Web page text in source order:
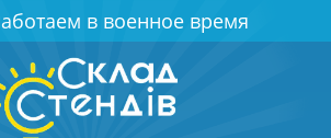
в военное время